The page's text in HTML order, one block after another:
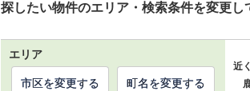
探したい物件のエリア・検索条件を変更し
エリア
近
市区を変更する 町名を変更する